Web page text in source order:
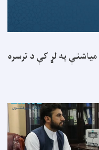
په لړ کې د ترسره